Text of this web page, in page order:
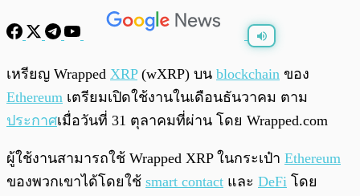
เหรียญ Wrapped XRP(wXRP) บน blockchain ของ
Ethereum เตรียมเปิดใช้งานในเดือนธันวาคม ตาม
ประกาศเมื่อวันที่ 31 ตุลาคมที่ผ่าน โดย Wrapped.com
ผู้ใช้งานสามารถใช้ Wrapped XRP ในกระเป๋า Ethereum
ของพวกเขาได้โดยใช้ smart contact และ DeFi โดย